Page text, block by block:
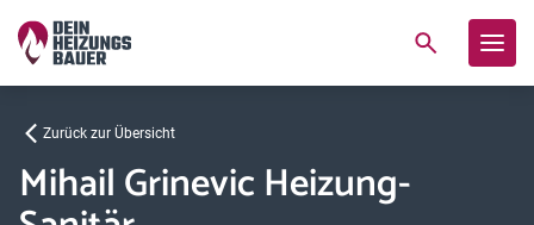
Zurück zur Übersicht
Mihail Grinevic Heizung-